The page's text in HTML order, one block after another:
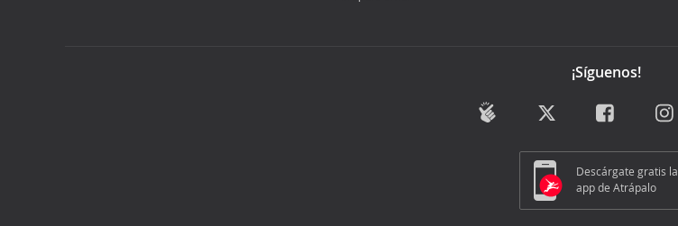
¡Síguenos!
Descárgate gratis la
app de Atrápalo